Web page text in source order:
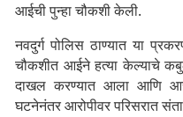
आईची पुन्हा चौकशी केली.
नवदुर्ग पोलिस ठाण्यात या
चौकशीत आईने हत्या केल्याचे
दाखल करण्यात आला आणि
घटनेनंतर आरोपीवर परिसरात